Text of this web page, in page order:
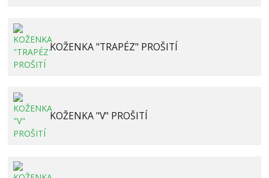
KOŽENKA "TRAPÉZ" PROŠITÍ
KOŽENKA "V" PROŠITÍ